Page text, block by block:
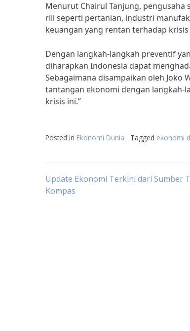
Menurut Chairul Tanjung,
riil seperti pertanian, industri
keuangan yang rentan terhadap krisis
Dengan langkah-langkah preventif
diharapkan Indonesia dapat
Sebagaimana disampaikan oleh Joko
tantangan ekonomi dengan langkah-
krisis ini.”
Posted in Ekonomi Dunia Tagged ekonomi
Post
Update Ekonomi Terkini dari Sumber
Kompas